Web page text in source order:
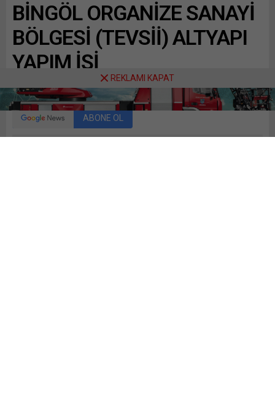
BİNGÖL ORGANİZE SANAYİ
BÖLGESİ (TEVSİİ) ALTYAPI
YAPIM İŞİ
Paylaş Tweetle Gönder
ABONE OL
REKLAMI KAPAT